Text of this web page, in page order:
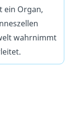
ein Organ,
wahrnimmt